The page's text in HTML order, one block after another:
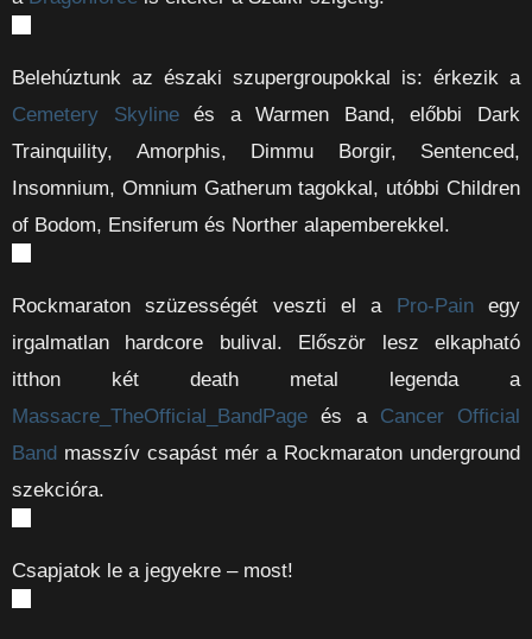
Belehúztunk az északi szupergroupokkal is: érkezik a
Cemetery Skylineés a Warmen Band, előbbi Dark
Trainquility, Amorphis, Dimmu Borgir, Sentenced,
Insomnium, Omnium Gatherum tagokkal, utóbbi Children
of Bodom, Ensiferum és Norther alapemberekkel.
Rockmaraton szüzességét veszti el a Pro-Painegy
irgalmatlan hardcore bulival. Először lesz elkapható
itthon két death metal legenda a
Massacre_TheOfficial_BandPage és a Cancer Official
Band masszív csapást mér a Rockmaraton underground
szekcióra.
Csapjatok le a jegyekre – most!